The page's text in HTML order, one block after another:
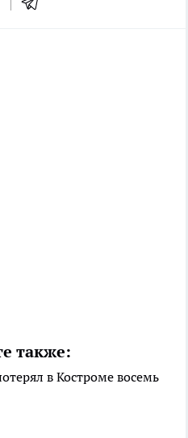
также:
в Костроме восемь